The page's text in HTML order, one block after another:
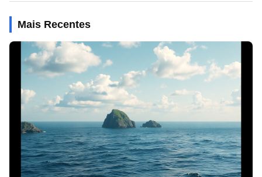
Mais Recentes